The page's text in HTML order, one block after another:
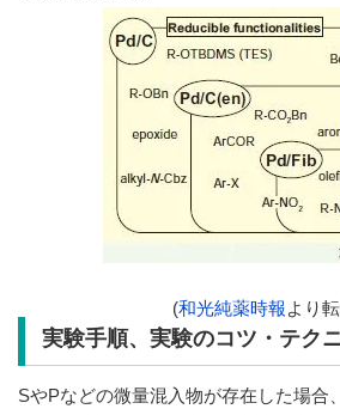
(和光純薬時報より
実験手順、実験のコツ・テク
SやPなどの微量混入物が存在した場合